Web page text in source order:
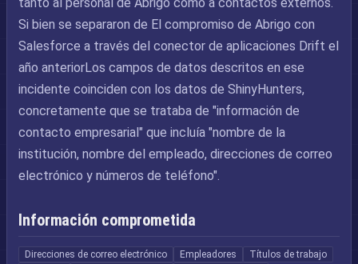
Si bien se separaron de El compromiso de Abrigo con
Salesforce a través del conector de aplicaciones Drift el
año anteriorLos campos de datos descritos en ese
incidente coinciden con los datos de ShinyHunters,
concretamente que se trataba de "información de
contacto empresarial" que incluía "nombre de la
institución, nombre del empleado, direcciones de correo
electrónico y números de teléfono".
Información comprometida
Direcciones de correo electrónico Empleadores
Títulos de trabajo